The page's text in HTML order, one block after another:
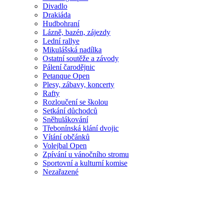
Divadlo
Drakiáda
Hudbohraní
Lázně, bazén, zájezdy
Lední rallye
Mikulášská nadílka
Ostatní soutěže a závody
Pálení čarodějnic
Petanque Open
Plesy, zábavy, koncerty
Rafty
Rozloučení se školou
Setkání důchodců
Sněhulákování
Třebonínská klání dvojic
Vítání občánků
Volejbal Open
Zpívání u vánočního stromu
Sportovní a kulturní komise
Nezařazené